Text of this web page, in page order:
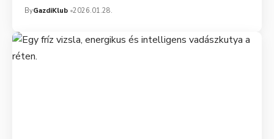
ByGazdiKlub 2026.01.28.